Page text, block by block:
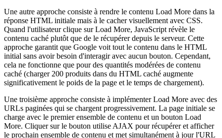
Une autre approche consiste à rendre le contenu Load More dans la
réponse HTML initiale mais à le cacher visuellement avec CSS.
Quand l'utilisateur clique sur Load More, JavaScript révèle le
contenu caché plutôt que de le récupérer depuis le serveur. Cette
approche garantit que Google voit tout le contenu dans le HTML
initial sans avoir besoin d'interagir avec aucun bouton. Cependant,
cela ne fonctionne que pour des quantités modérées de contenu
caché (charger 200 produits dans du HTML caché augmente
significativement le poids de la page et le temps de chargement).
Une troisième approche consiste à implémenter Load More avec des
URLs paginées qui se chargent progressivement. La page initiale se
charge avec le premier ensemble de contenu et un bouton Load
More. Cliquer sur le bouton utilise AJAX pour récupérer et afficher
le prochain ensemble de contenu et met simultanément à jour l'URL